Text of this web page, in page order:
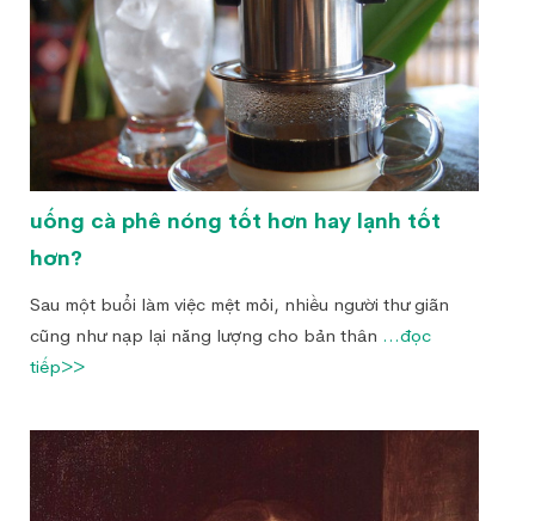
uống cà phê nóng tốt hơn hay lạnh tốt
hơn?
Sau một buổi làm việc mệt mỏi, nhiều người thư giãn
cũng như nạp lại năng lượng cho bản thân ...đọc
tiếp>>